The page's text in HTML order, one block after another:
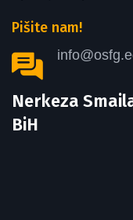
Pišite nam!
Nerkeza
BiH